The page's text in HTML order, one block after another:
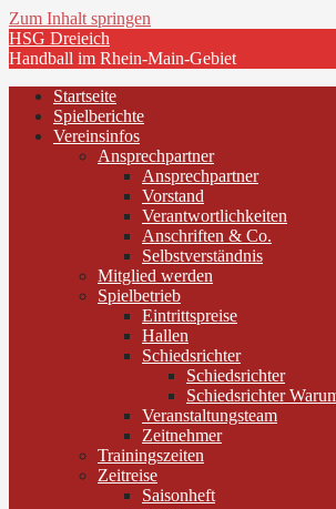
Zum Inhalt springen
HSG Dreieich
Handball im Rhein-Main-Gebiet
Startseite
Spielberichte
Vereinsinfos
Ansprechpartner
Ansprechpartner
Vorstand
Verantwortlichkeiten
Anschriften & Co.
Selbstverständnis
Mitglied werden
Spielbetrieb
Eintrittspreise
Hallen
Schiedsrichter
Schiedsrichter
Schiedsrichter
Veranstaltungsteam
Zeitnehmer
Trainingszeiten
Zeitreise
Saisonheft